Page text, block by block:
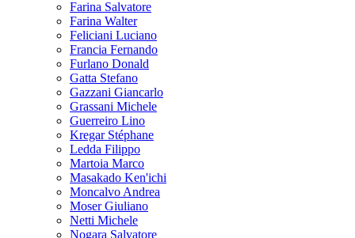
Farina Salvatore
Farina Walter
Feliciani Luciano
Francia Fernando
Furlano Donald
Gatta Stefano
Gazzani Giancarlo
Grassani Michele
Guerreiro Lino
Kregar Stéphane
Ledda Filippo
Martoia Marco
Masakado Ken'ichi
Moncalvo Andrea
Moser Giuliano
Netti Michele
Nogara Salvatore